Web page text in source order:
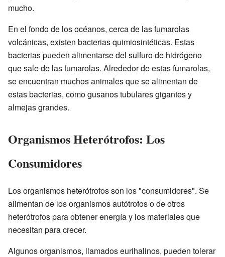
mucho.
En el fondo de los océanos, cerca de las fumarolas
volcánicas, existen bacterias quimiosintéticas. Estas
bacterias pueden alimentarse del sulfuro de hidrógeno
que sale de las fumarolas. Alrededor de estas fumarolas,
se encuentran muchos animales que se alimentan de
estas bacterias, como gusanos tubulares gigantes y
almejas grandes.
Organismos Heterótrofos: Los
Consumidores
Los organismos heterótrofos son los "consumidores". Se
alimentan de los organismos autótrofos o de otros
heterótrofos para obtener energía y los materiales que
necesitan para crecer.
Algunos organismos, llamados eurihalinos, pueden tolerar